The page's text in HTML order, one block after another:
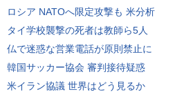
ロシア NATOへ限定攻撃も 米分析
タイ学校襲撃の死者は教師ら5人
仏で迷惑な営業電話が原則禁止に
韓国サッカー協会 審判接待疑惑
米イラン協議 世界はどう見るか